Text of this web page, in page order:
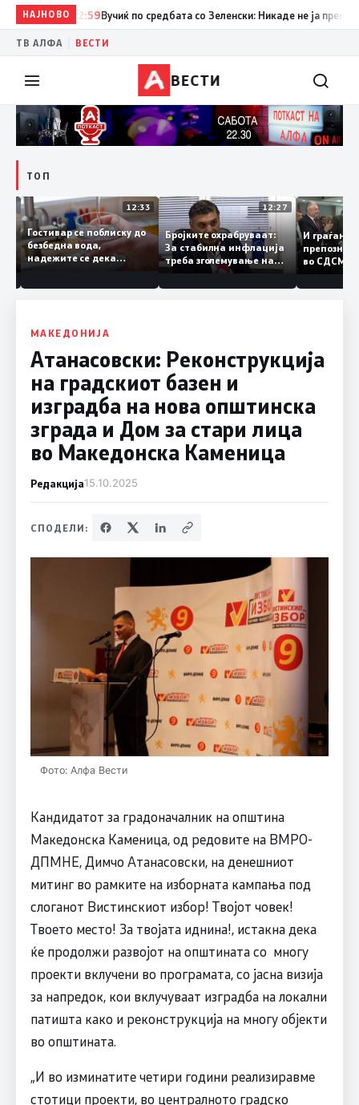
НАЈНОВО
12:59 Вучиќ по средбата со Зеленски: Никаде не ја преминав
ТВ АЛФА ВЕСТИ
ВЕСТИ
ТОП
12:49 12:33
Гостивар се поблиску до
безбедна вода,
надежите се дека
12:27
Бројките охрабруваат:
За стабилна инфлација
треба зголемување на
домашното
И
во
добар
треба
МАКЕДОНИЈА
Атанасовски: Реконструкција
на градскиот базен и
изградба на нова општинска
зграда и Дом за стари лица
во Македонска Каменица
Редакција15.10.2025
СПОДЕЛИ:
Фото: Алфа Вести
Кандидатот за градоначалник на општина
Македонска Каменица, од редовите на ВМРО-
ДПМНЕ, Димчо Атанасовски, на денешниот
митинг во рамките на изборната кампања под
слоганот Вистинскиот избор! Твојот човек!
Твоето место! За твојата иднина!, истакна дека
ќе продолжи развојот на општината со многу
проекти вклучени во програмата, со јасна визија
за напредок, кои вклучуваат изградба на локални
патишта како и реконструкција на многу објекти
во општината.
„И во изминатите четири години реализиравме
стотици проекти, во централното градско